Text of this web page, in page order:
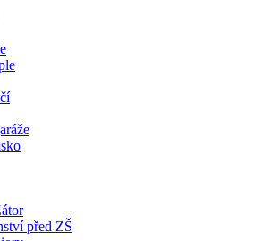
před ZŠ